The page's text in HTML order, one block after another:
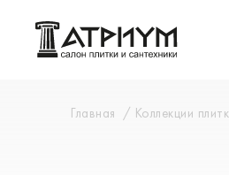
Главная Коллекции